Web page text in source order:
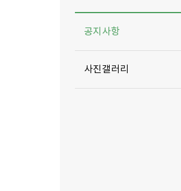
공지사항
사진갤러리